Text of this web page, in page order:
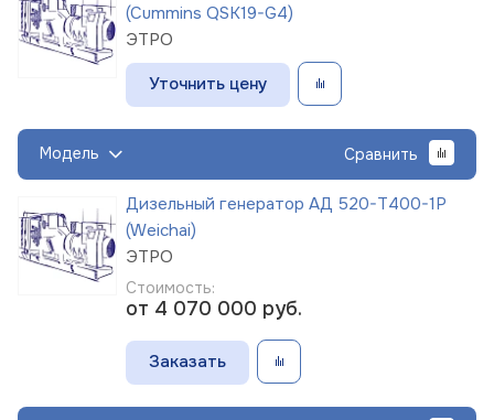
(Cummins QSK19-G4)
ЭТРО
Уточнить цену
Модель Сравнить
Дизельный генератор АД 520-Т400-1Р
(Weichai)
ЭТРО
Стоимость:
от 4 070 000 руб.
Заказать